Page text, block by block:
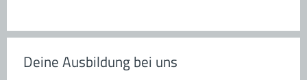
Deine Ausbildung bei uns